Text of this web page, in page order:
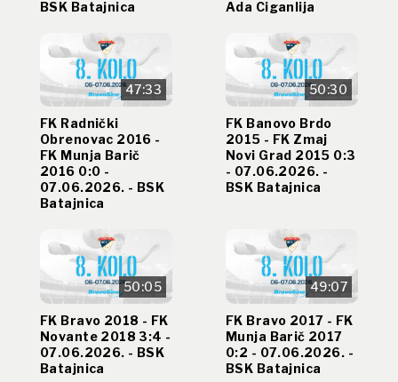
BSK Batajnica Ada Ciganlija
47:33
FK Radnički
Obrenovac 2016 -
FK Munja Barič
2016 0:0 -
07.06.2026. - BSK
Batajnica
50:30
FK Banovo Brdo
2015 - FK Zmaj
Novi Grad 2015 0:3
- 07.06.2026. -
BSK Batajnica
50:05
FK Bravo 2018 - FK
Novante 2018 3:4 -
07.06.2026. - BSK
Batajnica
49:07
FK Bravo 2017 - FK
Munja Barič 2017
0:2 - 07.06.2026. -
BSK Batajnica